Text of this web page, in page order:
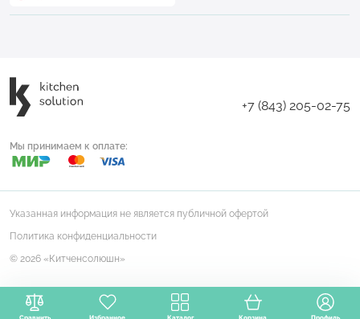
Сравнить Избранное Каталог Корзина Профиль
+7 (843) 205-02-75
Мы принимаем к оплате:
© 2026 «Китченсолюшн»
Политика конфиденциальности
Указанная информация не является публичной офертой